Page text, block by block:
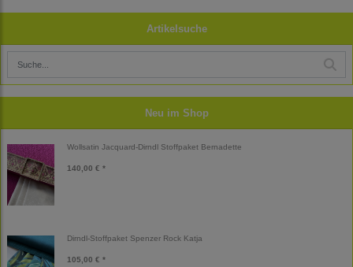
Artikelsuche
Neu im Shop
Wollsatin Jacquard-Dirndl Stoffpaket Bernadette
140,00 € *
Dirndl-Stoffpaket Spenzer Rock Katja
105,00 € *